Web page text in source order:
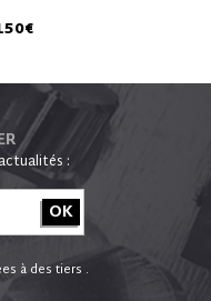
:
à des tiers .